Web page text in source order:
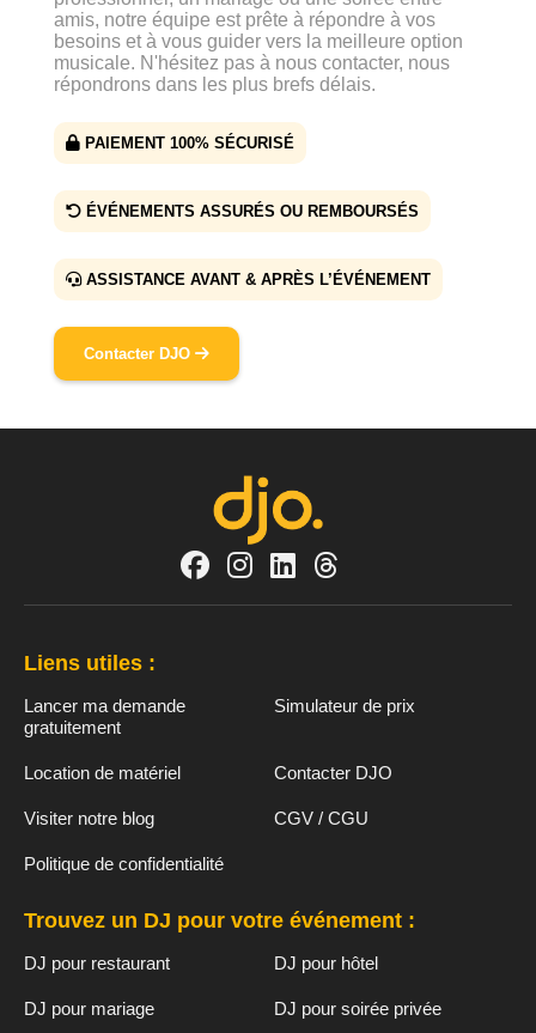
amis, notre équipe est prête à répondre à vos
besoins et à vous guider vers la meilleure option
musicale. N'hésitez pas à nous contacter, nous
répondrons dans les plus brefs délais.
PAIEMENT 100% SÉCURISÉ
ÉVÉNEMENTS ASSURÉS OU REMBOURSÉS
ASSISTANCE AVANT & APRÈS L’ÉVÉNEMENT
Contacter DJO
Liens utiles :
Lancer ma demande
gratuitement
Simulateur de prix
Location de matériel Contacter DJO
Visiter notre blog CGV / CGU
Politique de confidentialité
Trouvez un DJ pour votre événement :
DJ pour restaurant DJ pour hôtel
DJ pour mariage DJ pour soirée privée